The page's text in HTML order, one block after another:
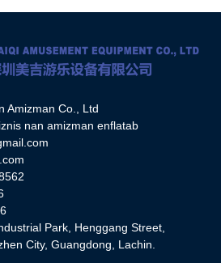
Amizman Co., Ltd
nan amizman enflatab
Park, Henggang Street,
City, Guangdong, Lachin.